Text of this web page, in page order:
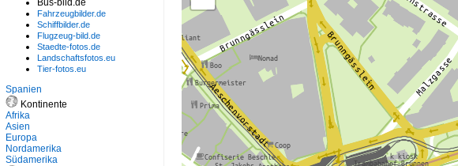
Bus-bild.de
Fahrzeugbilder.de
Schiffbilder.de
Flugzeug-bild.de
Staedte-fotos.de
Landschaftsfotos.eu
Tier-fotos.eu
Spanien
Kontinente
Afrika
Asien
Europa
Nordamerika
Südamerika